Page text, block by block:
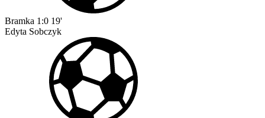
Bramka 1:0 19'
Edyta Sobczyk